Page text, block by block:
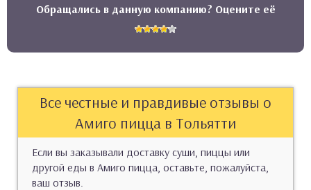
Обращались в данную компанию? Оцените её
Все честные и правдивые отзывы о
Амиго пицца в Тольятти
Если вы заказывали доставку суши, пиццы или
другой еды в Амиго пицца, оставьте, пожалуйста,
ваш отзыв.